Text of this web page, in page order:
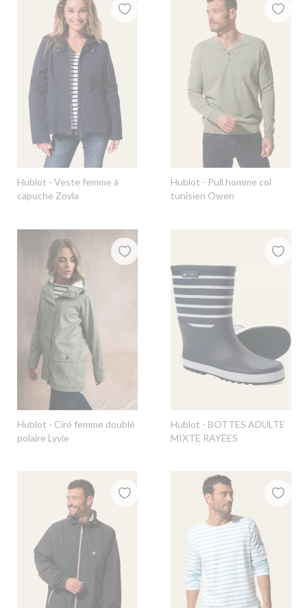
Hublot - Veste femme à
capuche Zoyla
Hublot - Pull homme col
tunisien Owen
Hublot - Ciré femme doublé
polaire Lyvie
Hublot - BOTTES ADULTE
MIXTE RAYÉES